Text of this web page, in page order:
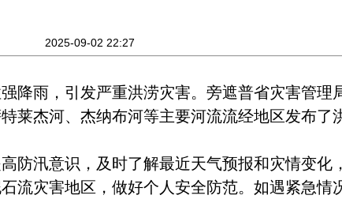
2025-09-02 22:27
降雨，引发严重洪涝灾害。旁遮普省灾害管理
莱杰河、杰纳布河等主要河流流经地区发布了
防汛意识，及时了解最近天气预报和灾情变化
流灾害地区，做好个人安全防范。如遇紧急情